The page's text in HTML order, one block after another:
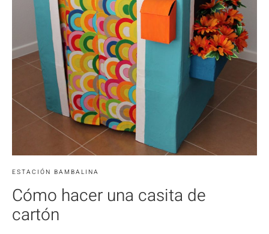
ESTACIÓN BAMBALINA
Cómo hacer una casita de
cartón